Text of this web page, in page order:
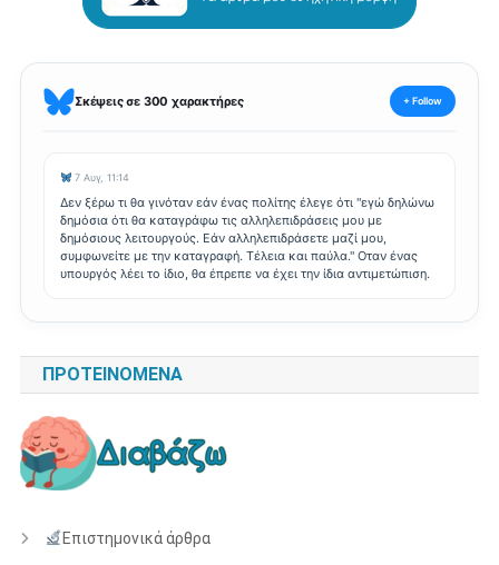
Σκέψεις σε 300 χαρακτήρες + Follow
7 Αυγ, 11:14
Δεν ξέρω τι θα γινόταν εάν ένας πολίτης έλεγε ότι "εγώ δηλώνω
δημόσια ότι θα καταγράφω τις αλληλεπιδράσεις μου με
δημόσιους λειτουργούς. Εάν αλληλεπιδράσετε μαζί μου,
συμφωνείτε με την καταγραφή. Τέλεια και παύλα." Οταν ένας
υπουργός λέει το ίδιο, θα έπρεπε να έχει την ίδια αντιμετώπιση.
ΠΡΟΤΕΙΝΌΜΕΝΑ
Επιστημονικά άρθρα